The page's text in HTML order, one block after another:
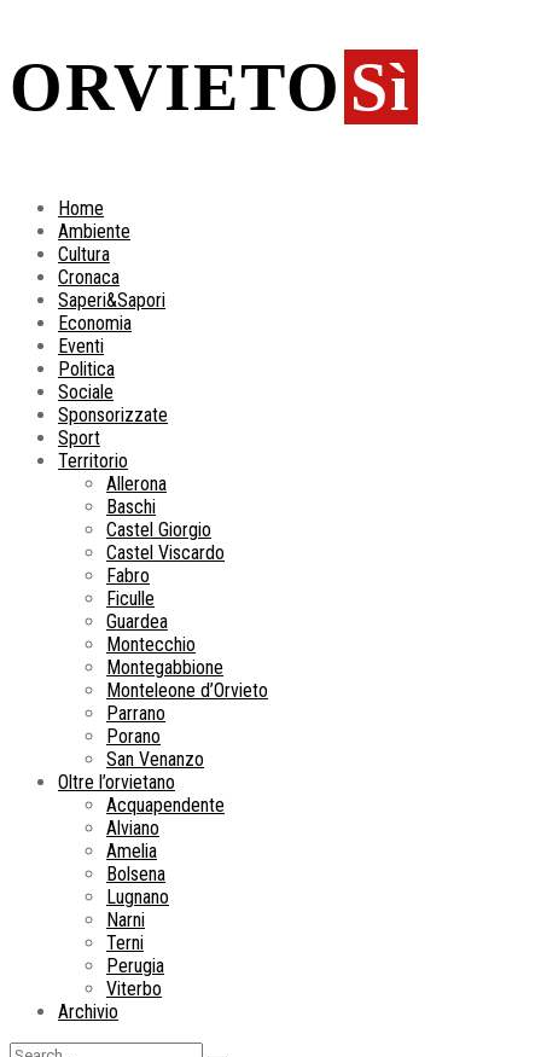
ORVIETO Sì
Home
Ambiente
Cultura
Cronaca
Saperi&Sapori
Economia
Eventi
Politica
Sociale
Sponsorizzate
Sport
Territorio
Allerona
Baschi
Castel Giorgio
Castel Viscardo
Fabro
Ficulle
Guardea
Montecchio
Montegabbione
Monteleone d’Orvieto
Parrano
Porano
San Venanzo
Oltre l’orvietano
Acquapendente
Alviano
Amelia
Bolsena
Lugnano
Narni
Terni
Perugia
Viterbo
Archivio